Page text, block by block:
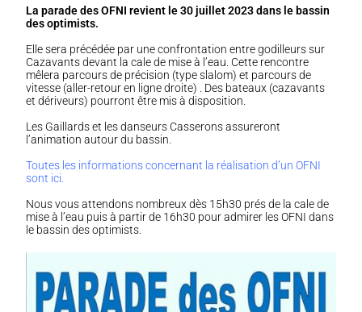
La parade des OFNI revient le 30 juillet 2023 dans le bassin
des optimists.
Elle sera précédée par une confrontation entre godilleurs sur
Cazavants devant la cale de mise à l’eau. Cette rencontre
mêlera parcours de précision (type slalom) et parcours de
vitesse (aller-retour en ligne droite) . Des bateaux (cazavants
et dériveurs) pourront être mis à disposition.
Les Gaillards et les danseurs Casserons assureront
l’animation autour du bassin.
Toutes les informations concernant la réalisation d’un OFNI
sont ici.
Nous vous attendons nombreux dès 15h30 prés de la cale de
mise à l’eau puis à partir de 16h30 pour admirer les OFNI dans
le bassin des optimists.